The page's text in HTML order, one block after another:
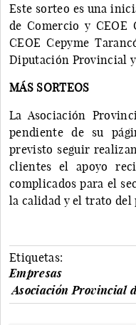
Este sorteo es una
de Comercio y CEOE
CEOE Cepyme
Diputación Provincial
MÁS SORTEOS
La Asociación
pendiente de su
previsto seguir
clientes el apoyo
complicados para el
la calidad y el trato del
Etiquetas:
Empresas
Asociación Provincial